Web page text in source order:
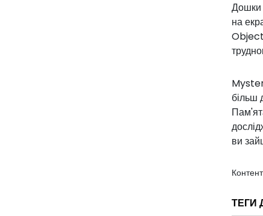
Дошки
на
Object
більш
ви
ТЕГИ